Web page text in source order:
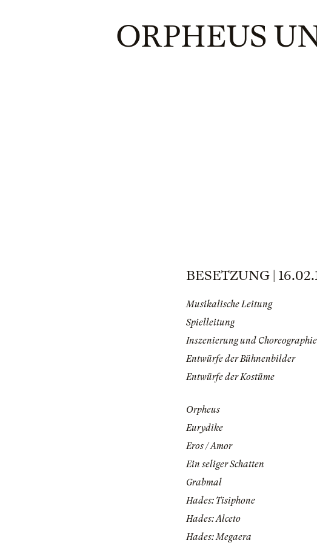
ORPHEUS
BESETZUNG |
Musikalische Leitung
Spielleitung
Inszenierung und Choreographie
Entwürfe der Bühnenbilder
Entwürfe der Kostüme
Orpheus
Eurydike
Eros / Amor
Ein seliger Schatten
Grabmal
Hades: Tisiphone
Hades: Alceto
Hades: Megaera